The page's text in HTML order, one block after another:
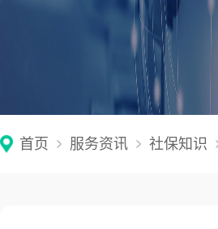
首页 服务资讯 社保知识